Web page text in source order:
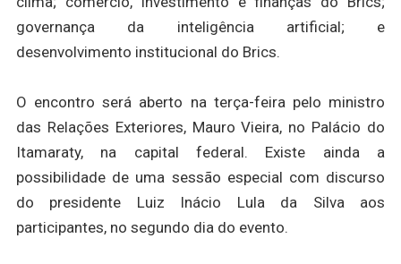
governança da inteligência artificial; e
desenvolvimento institucional do Brics.
O encontro será aberto na terça-feira pelo ministro
das Relações Exteriores, Mauro Vieira, no Palácio do
Itamaraty, na capital federal. Existe ainda a
possibilidade de uma sessão especial com discurso
do presidente Luiz Inácio Lula da Silva aos
participantes, no segundo dia do evento.